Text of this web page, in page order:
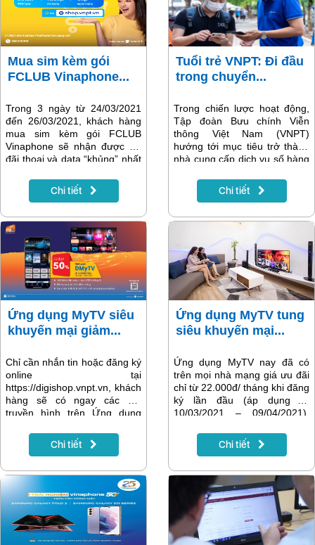
Mua sim kèm gói
FCLUB Vinaphone...
Trong 3 ngày từ 24/03/2021
đến 26/03/2021, khách hàng
mua sim kèm gói FCLUB
Vinaphone sẽ nhận được ưu
đãi thoại và data “khủng” nhất
ưu đãi 90GB data tốc độ cao
mà còn có thêm 1500 phút gọi
mạng miễn phí. Đăng ký chọn
số và mua gói cước dễ dàng
tại https://shop.vnpt.vn/
Chi tiết
Tuổi trẻ VNPT: Đi đầu
trong chuyển...
Trong chiến lược hoạt động,
Tập đoàn Bưu chính Viễn
thông Việt Nam (VNPT)
hướng tới mục tiêu trở thành
nhà cung cấp dịch vụ số hàng
và đến năm 2030 trở thành
trung tâm giao dịch (hub) số
tiêu này, đòi hỏi sự vào cuộc
quyết liệt của cả tập đoàn,
trong đó có vai trò xung kích
của lực lượng đoàn viên -
những kỹ sư trẻ trung, năng
động....
Chi tiết
Ứng dụng MyTV siêu
khuyến mại giảm...
Chỉ cần nhắn tin hoặc đăng ký
online tại
https://digishop.vnpt.vn, khách
hàng sẽ có ngay các gói
truyền hình trên Ứng dụng
phong phú, xem cùng lúc trên
nhiều thiết bị. Đặc biệt, từ
gói DMyTV trên Ứng dụng
MyTV khuyến mại giảm giá
50%, chỉ còn từ
22.000đ/tháng cho tất cả
khách hàng đăng ký mới.
Chi tiết
Ứng dụng MyTV tung
siêu khuyến mại...
Ứng dụng MyTV nay đã có
trên mọi nhà mạng giá ưu đãi
chỉ từ 22.000đ/ tháng khi đăng
ký lần đầu (áp dụng từ
10/03/2021 – 09/04/2021).
đăng ký online tại
https://digishop.vnpt.vn, khách
truyền hình trên ứng dụng
MyTV với lượng kênh giải trí
phong phú, xem cùng lúc trên
nhiều thiết bị.
Chi tiết